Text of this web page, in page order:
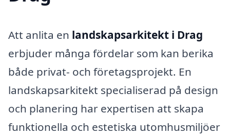
Att anlita en landskapsarkitekt i Drag
erbjuder många fördelar som kan berika
både privat- och företagsprojekt. En
landskapsarkitekt specialiserad på design
och planering har expertisen att skapa
funktionella och estetiska utomhusmiljöer